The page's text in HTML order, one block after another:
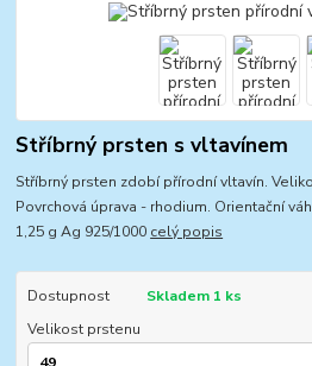
Stříbrný prsten s vltavínem
Stříbrný prsten zdobí přírodní vltavín.
Povrchová úprava - rhodium. Orientační
1,25 g Ag 925/1000 celý popis
Dostupnost
Skladem 1 ks
Velikost prstenu